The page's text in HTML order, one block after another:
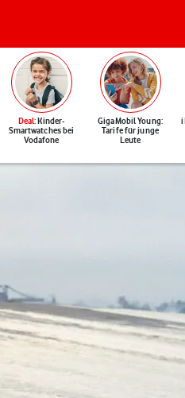
Deal: Kinder-
Smartwatches bei
Vodafone
GigaMobil Young:
Tarife für junge
Leute